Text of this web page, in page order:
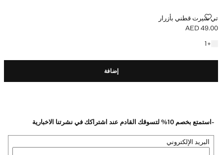
تي شيرت قطني بأزرار
تي شيرت قطني بأزرار
السعر الحالي [AED 49.00 ]
AED 49.00
+
1
+ لون آخر
إضافة
-استمتع بخصم 10% لتسوقك القادم عند اشتراكك في نشرتنا الاخبارية
البريد الإلكتروني